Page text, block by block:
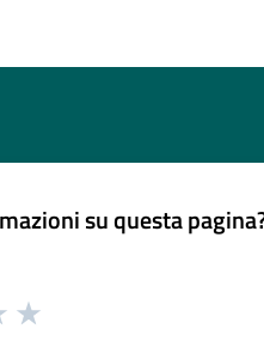
su questa